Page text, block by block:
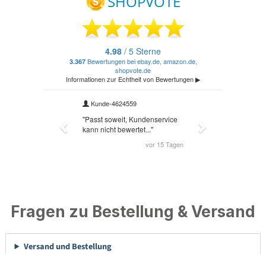
Fragen zu Bestellung & Versand
Versand und Bestellung